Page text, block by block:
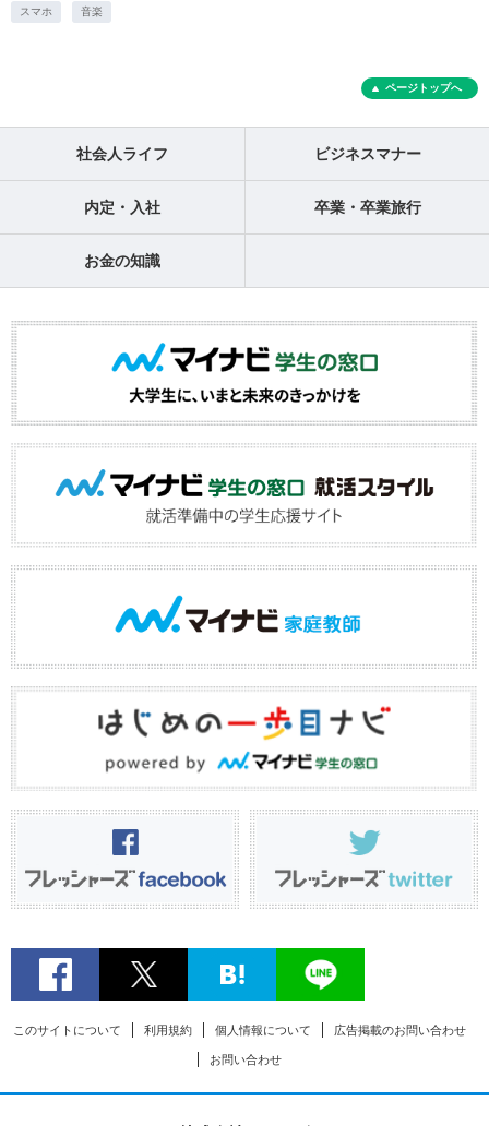
スマホ 音楽
ページトップへ
社会人ライフ ビジネスマナー
内定・入社 卒業・卒業旅行
お金の知識
このサイトについて 利用規約 個人情報について 広告掲載のお問い合わせ
お問い合わせ